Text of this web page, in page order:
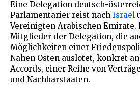
Eine Delegation deutsch-
Parlamentarier reist nach Israel
Vereinigten Arabischen Emirate.
Mitglieder der Delegation, die
Möglichkeiten einer
Nahen Osten auslotet, konkret
Accords, einer Reihe von
und Nachbarstaaten.